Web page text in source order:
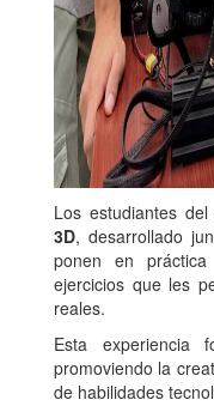
Los estudiantes
3D, desarrollado
ponen en
ejercicios que les
reales.
Esta experiencia
promoviendo la
de habilidades